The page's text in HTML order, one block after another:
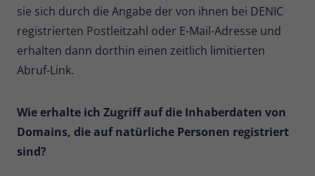
sie sich durch die Angabe der von ihnen bei DENIC
registrierten Postleitzahl oder E-Mail-Adresse und
erhalten dann dorthin einen zeitlich limitierten
Abruf-Link.
Wie erhalte ich Zugriff auf die Inhaberdaten von
Domains, die auf natürliche Personen registriert
sind?